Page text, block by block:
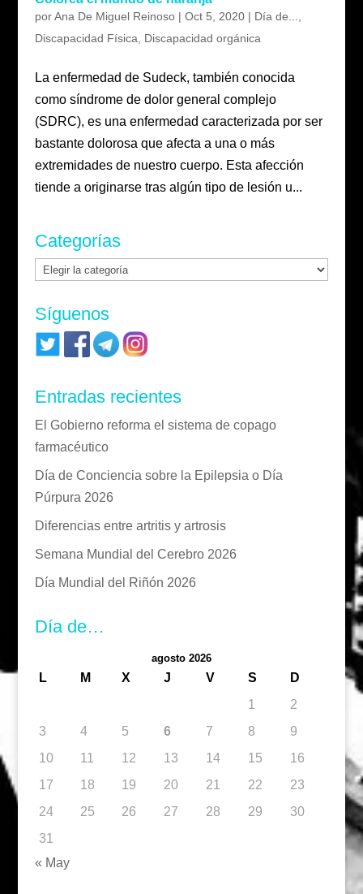
porAna De Miguel Reinoso| Oct 5, 2020| Día de...
Discapacidad Física
Discapacidad orgánica
La enfermedad de Sudeck, también conocida
como síndrome de dolor general complejo
(SDRC), es una enfermedad caracterizada por ser
bastante dolorosa que afecta a una o más
extremidades de nuestro cuerpo. Esta afección
tiende a originarse tras algún tipo de lesión u...
Categorías
Categorías
Síguenos
Entradas recientes
El Gobierno reforma el sistema de copago
farmacéutico
Día de Conciencia sobre la Epilepsia o Día
Púrpura 2026
Diferencias entre artritis y artrosis
Semana Mundial del Cerebro 2026
Día Mundial del Riñón 2026
Día de…
agosto 2026
L M X J V S
D
1
2
3
4 5 6 7 8
9
10
11 12 13 14 15
16
17
18 19 20 21 22
23
24
25 26 27 28 29
30
31
« May